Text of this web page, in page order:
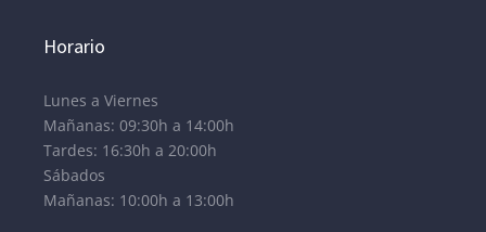
Horario
Lunes a Viernes
Mañanas: 09:30h a 14:00h
Tardes: 16:30h a 20:00h
Sábados
Mañanas: 10:00h a 13:00h